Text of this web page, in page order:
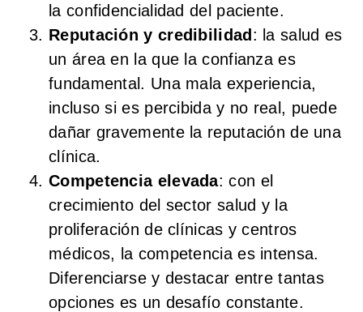
la confidencialidad del paciente.
Reputación y credibilidad: la salud es
un área en la que la confianza es
fundamental. Una mala experiencia,
incluso si es percibida y no real, puede
dañar gravemente la reputación de una
clínica.
Competencia elevada: con el
crecimiento del sector salud y la
proliferación de clínicas y centros
médicos, la competencia es intensa.
Diferenciarse y destacar entre tantas
opciones es un desafío constante.